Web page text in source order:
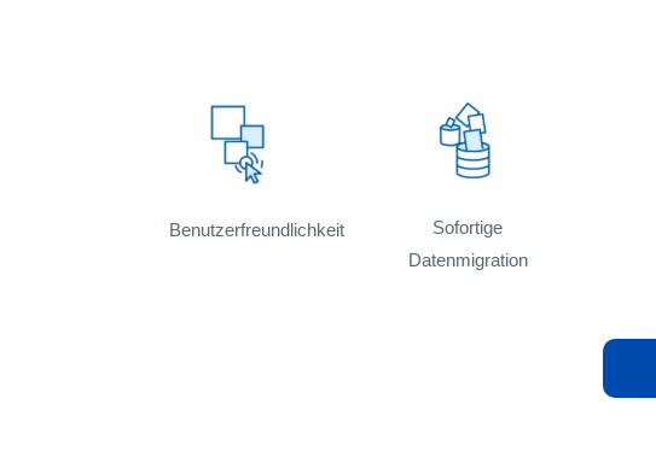
Benutzerfreundlichkeit
Sofortige
Datenmigration